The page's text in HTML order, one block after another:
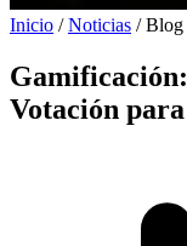
Inicio / Noticias / Blog
Gamificación:
Votación